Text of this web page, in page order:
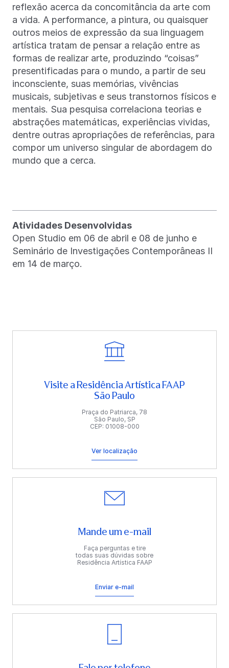
reflexão acerca da concomitância da arte com
a vida. A performance, a pintura, ou quaisquer
outros meios de expressão da sua linguagem
artística tratam de pensar a relação entre as
formas de realizar arte, produzindo “coisas”
presentificadas para o mundo, a partir de seu
inconsciente, suas memórias, vivências
musicais, subjetivas e seus transtornos físicos e
mentais. Sua pesquisa correlaciona teorias e
abstrações matemáticas, experiências vividas,
dentre outras apropriações de referências, para
compor um universo singular de abordagem do
mundo que a cerca.
Atividades Desenvolvidas
Open Studio em 06 de abril e 08 de junho e
Seminário de Investigações Contemporâneas II
em 14 de março.
Visite a Residência Artística FAAP
São Paulo
Praça do Patriarca, 78
São Paulo, SP
CEP: 01008-000
Ver localização
Mande um e-mail
Faça perguntas e tire
todas suas dúvidas sobre
Residência Artística FAAP
Enviar e-mail